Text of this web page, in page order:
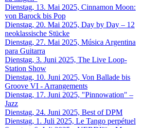
Dienstag, 13. Mai 2025, Cinnamon Moon:
von Barock bis Pop
Dienstag, 20. Mai 2025, Day by Day – 12
neoklassische Stücke
Dienstag, 27. Mai 2025, Música Argentina
para Guitarra
Dienstag, 3. Juni 2025, The Live Loop-
Station Show
Dienstag, 10. Juni 2025, Von Ballade bis
Groove VI - Arrangements
Dienstag, 17. Juni 2025, "Pinnowation" –
Jazz
Dienstag, 24. Juni 2025, Best of DPM
Dienstag, 1. Juli 2025, Le Tango perpétuel